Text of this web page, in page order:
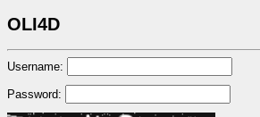
OLI4D
Username:
Password: